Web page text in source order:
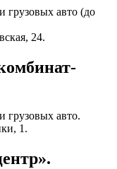
грузовых авто (до
24.
грузовых авто.
1.